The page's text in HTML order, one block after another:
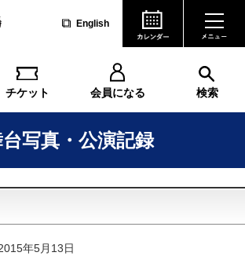
English
チケット 会員になる 検索
写真・公演記録
年5月13日